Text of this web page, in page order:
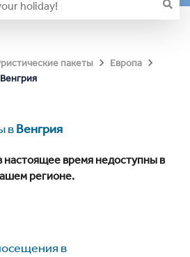
пакеты
Европа
вВенгрия
время недоступны в
регионе.
в